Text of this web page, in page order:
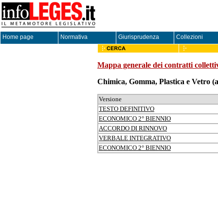
Home page Normativa Giurisprudenza Collezioni
Mappa generale dei contratti
Chimica, Gomma, Plastica e Vetro
Versione
TESTO DEFINITIVO
ECONOMICO 2° BIENNIO
ACCORDO DI RINNOVO
VERBALE INTEGRATIVO
ECONOMICO 2° BIENNIO